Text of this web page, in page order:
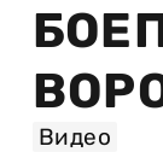
Видео